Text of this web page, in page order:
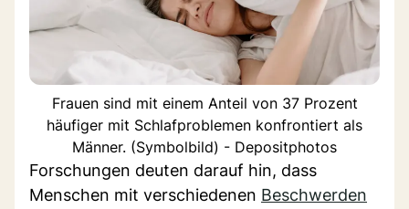
Frauen sind mit einem Anteil von 37 Prozent
häufiger mit Schlafproblemen konfrontiert als
Männer. (Symbolbild) - Depositphotos
Forschungen deuten darauf hin, dass
Menschen mit verschiedenen Beschwerden